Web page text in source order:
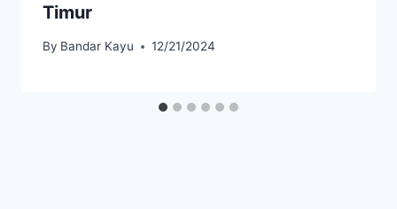
Timur
By Bandar Kayu 12/21/2024